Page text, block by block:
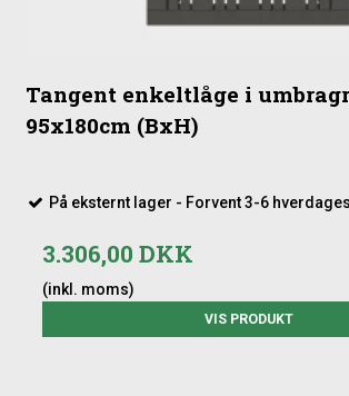
Tangent enkeltlåge i
95x180cm (BxH)
På eksternt lager - Forvent 3-6
3.306,00 DKK
(inkl. moms)
VIS PRODUKT